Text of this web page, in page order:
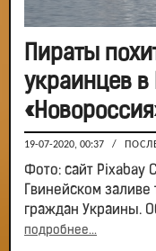
Пираты
украинцев
19-07-2020, 00:37 /
Фото: сайт Pixabay
Гвинейском
граждан Украины.
подробнее...